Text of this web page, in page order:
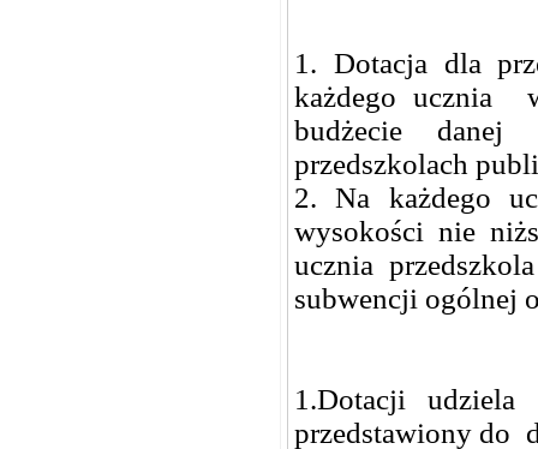
1. Dotacja dla
każdego ucznia
budżecie danej
przedszkolach
2. Na każdego
wysokości nie
ucznia
subwencji ogólnej
1.Dotacji udziela
przedstawiony do